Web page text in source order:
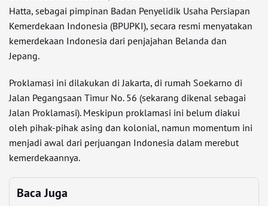
Hatta, sebagai pimpinan Badan Penyelidik Usaha Persiapan
Kemerdekaan Indonesia (BPUPKI), secara resmi menyatakan
kemerdekaan Indonesia dari penjajahan Belanda dan
Jepang.
Proklamasi ini dilakukan di Jakarta, di rumah Soekarno di
Jalan Pegangsaan Timur No. 56 (sekarang dikenal sebagai
Jalan Proklamasi). Meskipun proklamasi ini belum diakui
oleh pihak-pihak asing dan kolonial, namun momentum ini
menjadi awal dari perjuangan Indonesia dalam merebut
kemerdekaannya.
Baca Juga